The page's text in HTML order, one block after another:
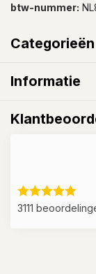
btw-nummer:
Categorieën
Informatie
3111